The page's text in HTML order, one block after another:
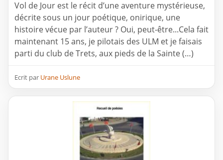
Vol de Jour est le récit d’une aventure mystérieuse,
décrite sous un jour poétique, onirique, une
histoire vécue par l’auteur ? Oui, peut-être...Cela fait
maintenant 15 ans, je pilotais des ULM et je faisais
parti du club de Trets, aux pieds de la Sainte (…)
Ecrit par Urane Uslune